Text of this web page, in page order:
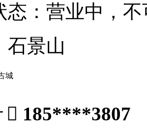
： 营业中，
石景山
城
 185****3807